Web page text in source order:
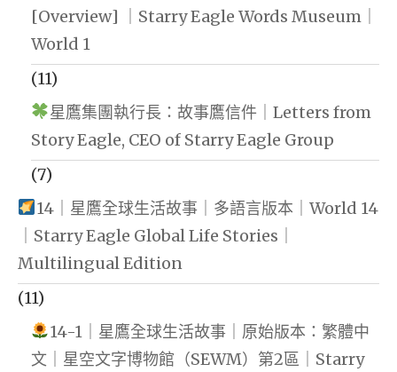
[Overview] ｜Starry Eagle Words Museum｜
World 1
(11)
星鷹集團執行長：故事鷹信件｜Letters from
Story Eagle, CEO of Starry Eagle Group
(7)
14｜星鷹全球生活故事｜多語言版本｜World 14
｜Starry Eagle Global Life Stories｜
Multilingual Edition
(11)
14-1｜星鷹全球生活故事｜原始版本：繁體中
文｜星空文字博物館（SEWM）第2區｜Starry